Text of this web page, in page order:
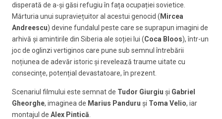
disperată de a-și găsi refugiu în fața ocupației sovietice.
Mărturia unui supraviețuitor al acestui genocid ( Mircea
Andreescu) devine fundalul peste care se suprapun imagini de
arhivă și amintirile din Siberia ale soției lui (Coca Bloos), într-un
joc de oglinzi vertiginos care pune sub semnul întrebării
noțiunea de adevăr istoric și revelează traume uitate cu
consecințe, potențial devastatoare, în prezent.
Scenariul filmului este semnat de Tudor Giurgiu și Gabriel
Gheorghe, imaginea de Marius Panduru și Toma Velio, iar
montajul de Alex Pintică